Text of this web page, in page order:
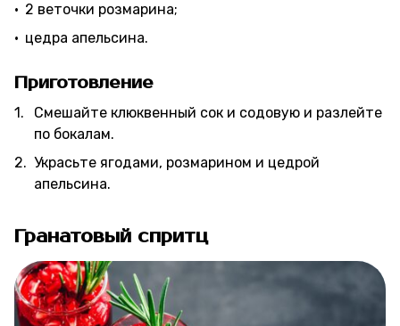
2 веточки розмарина;
цедра апельсина.
Приготовление
Смешайте клюквенный сок и содовую и разлейте
по бокалам.
Украсьте ягодами, розмарином и цедрой
апельсина.
Гранатовый спритц